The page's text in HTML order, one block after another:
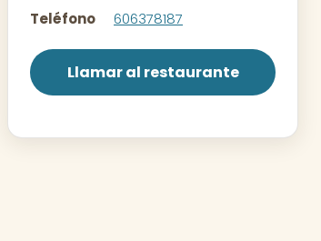
Teléfono
606378187
Llamar al restaurante